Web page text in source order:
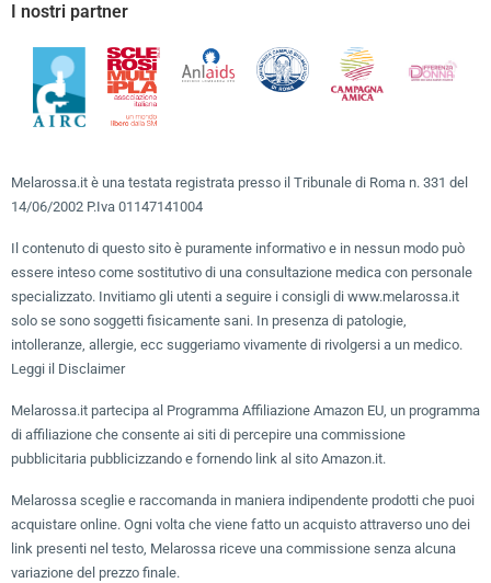
I nostri partner
Melarossa.it è una testata registrata presso il Tribunale di Roma n. 331 del
14/06/2002 P.Iva 01147141004
Il contenuto di questo sito è puramente informativo e in nessun modo può
essere inteso come sostitutivo di una consultazione medica con personale
specializzato. Invitiamo gli utenti a seguire i consigli di www.melarossa.it
solo se sono soggetti fisicamente sani. In presenza di patologie,
intolleranze, allergie, ecc suggeriamo vivamente di rivolgersi a un medico.
Leggi il Disclaimer
Melarossa.it partecipa al Programma Affiliazione Amazon EU, un programma
di affiliazione che consente ai siti di percepire una commissione
pubblicitaria pubblicizzando e fornendo link al sito Amazon.it.
Melarossa sceglie e raccomanda in maniera indipendente prodotti che puoi
acquistare online. Ogni volta che viene fatto un acquisto attraverso uno dei
link presenti nel testo, Melarossa riceve una commissione senza alcuna
variazione del prezzo finale.